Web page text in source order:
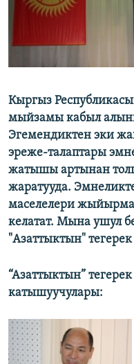
ЫҢГАЙСЫЗ СУРООЛОР
Кыргыз
мыйзамы кабыл
Эгемендиктен эки
эреже-талаптары
жатышы артынан
жаратууда.
маселелери
келатат. Мына ушул
"Азаттыктын" тегерек
“Азаттыктын”
катышуучулары: